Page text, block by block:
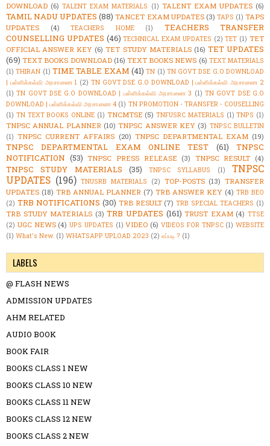
DOWNLOAD (6) TALENT EXAM MATERIALS (1) TALENT EXAM UPDATES (6)
TAMIL NADU UPDATES (88) TANCET EXAM UPDATES (3) TAPS (1) TAPS
UPDATES
(4) TEACHERS HOME (1)
TEACHERS TRANSFER
COUNSELLING UPDATES (46) TECHNICAL EXAM UPDATES (2) TET (1) TET
OFFICIAL ANSWER KEY (6) TET STUDY MATERIALS (16) TET UPDATES
(69) TEXT BOOKS DOWNLOAD (16) TEXT BOOKS NEWS (6) TEXT MATERIALS
(1) THIRAN (1) TIME TABLE EXAM (41) TN (1) TN GOVT DSE G.O DOWNLOAD
| பள்ளிக்கல்வி அரசாணை 1 (2) TN GOVT DSE G.O DOWNLOAD | பள்ளிக்கல்வி அரசாணை 2
(1) TN GOVT DSE G.O DOWNLOAD | பள்ளிக்கல்வி அரசாணை 3 (1) TN GOVT DSE G.O
DOWNLOAD | பள்ளிக்கல்வி அரசாணை 4 (1) TN PROMOTION - TRANSFER - COUSELLING
(1) TN TEXT BOOKS ONLINE (1) TNCMTSE (5) TNFUSRC MATERIALS (1) TNPS (1)
TNPSC ANNUAL PLANNER (10) TNPSC ANSWER KEY (3) TNPSC BULLETIN
(1) TNPSC CURRENT AFFAIRS (20) TNPSC DEPARTMENTAL EXAM (19)
TNPSC DEPARTMENTAL EXAM ONLINE TEST (61)
TNPSC
NOTIFICATION (53) TNPSC PRESS RELEASE (3) TNPSC RESULT (4)
TNPSC STUDY MATERIALS (35) TNPSC SYLLABUS (1)
TNPSC
UPDATES (196) TNUSRB MATERIALS (2) TOP-POSTS (13) TRANSFER
UPDATES (18) TRB ANNUAL PLANNER (7) TRB ANSWER KEY (4) TRB BEO
(2) TRB NOTIFICATIONS (30) TRB RESULT (7) TRB SPECIAL TEACHERS (1)
TRB STUDY MATERIALS (3) TRB UPDATES (161) TRUST EXAM (4) TTSE
(2) UGC NEWS (4) UPS UPDATES (1) VIDEO (6) VIDEOS FOR TNPSC (1) WEBSITE
(1) What's New. (1) WHATSAPP UPLOAD 2023 (2) எப்படி ? (1)
LABELS
@ FLASH NEWS
ADMISSION UPDATES
AHM RELATED
AUDIO BOOK
BOOK FAIR
BOOKS CLASS 1 NEW
BOOKS CLASS 10 NEW
BOOKS CLASS 11 NEW
BOOKS CLASS 12 NEW
BOOKS CLASS 2 NEW